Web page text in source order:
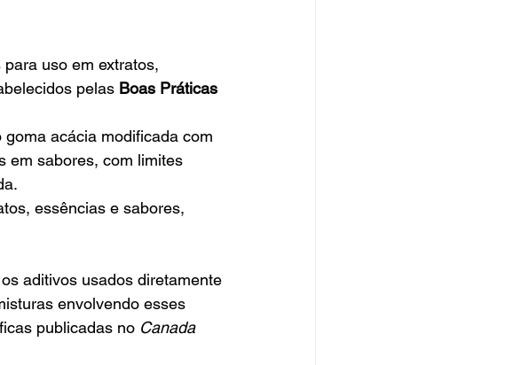
uso em extratos,
pelas Boas Práticas
acácia modificada com
em sabores, com limites
essências e sabores,
aditivos usados diretamente
envolvendo esses
publicadas no Canada